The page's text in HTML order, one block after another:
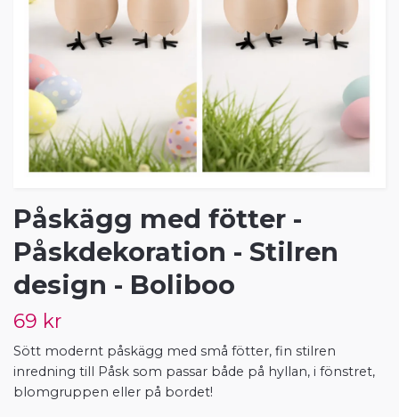
Påskägg med fötter -
Påskdekoration - Stilren
design - Boliboo
69 kr
Sött modernt påskägg med små fötter, fin stilren
inredning till Påsk som passar både på hyllan, i fönstret,
blomgruppen eller på bordet!